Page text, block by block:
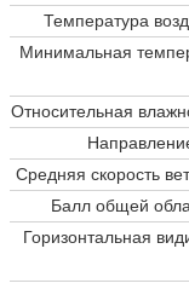
Температура
Минимальная
Относительная
Средняя скорость
Балл общей
Горизонтальная